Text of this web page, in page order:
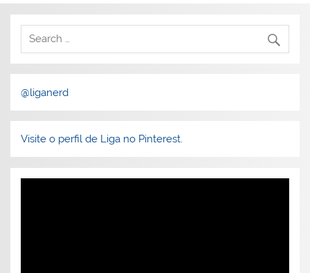
@liganerd
Visite o perfil de Liga no Pinterest.
Tocador